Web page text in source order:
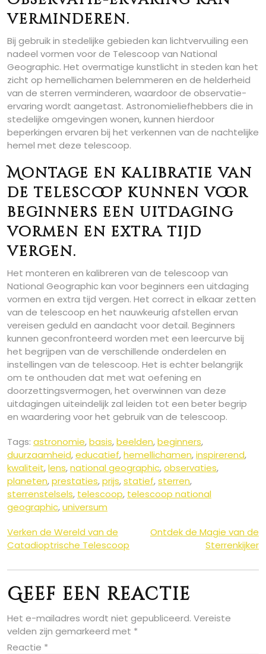
verminderen.
Bij gebruik in stedelijke gebieden kan lichtvervuiling een
nadeel vormen voor de Telescoop van National
Geographic. Het overmatige kunstlicht in steden kan het
zicht op hemellichamen belemmeren en de helderheid
van de sterren verminderen, waardoor de observatie-
ervaring wordt aangetast. Astronomieliefhebbers die in
stedelijke omgevingen wonen, kunnen hierdoor
beperkingen ervaren bij het verkennen van de nachtelijke
hemel met deze telescoop.
Montage en kalibratie van
de telescoop kunnen voor
beginners een uitdaging
vormen en extra tijd
vergen.
Het monteren en kalibreren van de telescoop van
National Geographic kan voor beginners een uitdaging
vormen en extra tijd vergen. Het correct in elkaar zetten
van de telescoop en het nauwkeurig afstellen ervan
vereisen geduld en aandacht voor detail. Beginners
kunnen geconfronteerd worden met een leercurve bij
het begrijpen van de verschillende onderdelen en
instellingen van de telescoop. Het is echter belangrijk
om te onthouden dat met wat oefening en
doorzettingsvermogen, het overwinnen van deze
uitdagingen uiteindelijk zal leiden tot een beter begrip
en waardering voor het gebruik van de telescoop.
Tags: astronomie,basis,beelden,beginners,
duurzaamheid,educatief,hemellichamen,inspirerend,
kwaliteit,lens,national geographic,observaties,
planeten,prestaties,prijs,statief,sterren,
sterrenstelsels, telescoop, telescoop national
geographic,universum
Berichtnavigatie
Verken de Wereld van de
Catadioptrische Telescoop
Ontdek de Magie van de
Sterrenkijker
Geef een reactie
Het e-mailadres wordt niet gepubliceerd. Vereiste
velden zijn gemarkeerd met *
Reactie *